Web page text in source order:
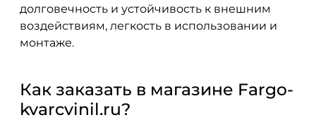
долговечность и устойчивость к внешним
воздействиям, легкость в использовании и
монтаже.
Как заказать в магазине Fargo-
kvarcvinil.ru?